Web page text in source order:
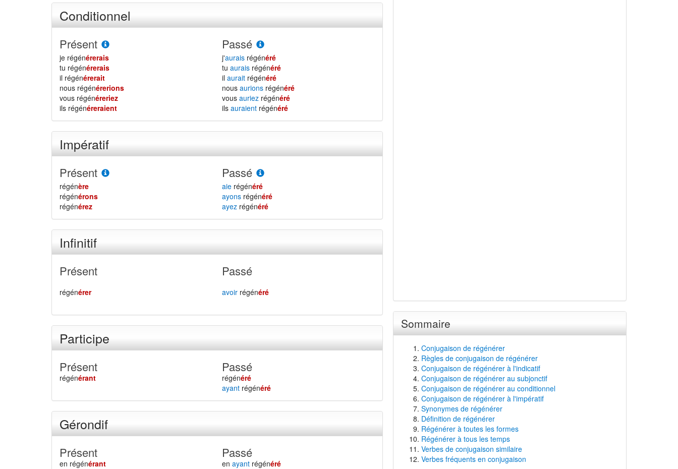
Conditionnel
Présent
je régénérerais
tu régénérerais
il régénérerait
nous régénérerions
vous régénéreriez
ils régénéreraient
Passé
j'aurais régénéré
tuaurais régénéré
ilaurait régénéré
nousaurions régénéré
vousauriez régénéré
ilsauraient régénéré
Impératif
Présent
régénère
régénérons
régénérez
Passé
aie régénéré
ayons régénéré
ayez régénéré
Infinitif
Présent
régénérer
Passé
avoir régénéré
Participe
Présent
régénérant
Passé
régénéré
ayant régénéré
Gérondif
Présent
en régénérant
Passé
enayant régénéré
Sommaire
Conjugaison de régénérer
Règles de conjugaison de régénérer
Conjugaison de régénérer à l'indicatif
Conjugaison de régénérer au subjonctif
Conjugaison de régénérer au conditionnel
Conjugaison de régénérer à l'impératif
Synonymes de régénérer
Définition de régénérer
Régénérer à toutes les formes
Régénérer à tous les temps
Verbes de conjugaison similaire
Verbes fréquents en conjugaison